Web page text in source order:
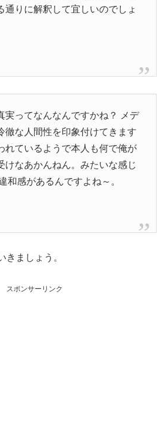
通りに解釈して宜しいのでしょ
実ってなんなんですかね？ メデ
徹な人間性を印象付けてきます
れているようで本人も何で俺が
けなあかんねん。みたいな感じ
和感があるんですよね～。
きましょう。
スポンサーリンク